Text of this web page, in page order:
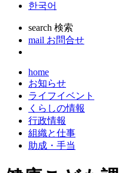
한국어
search 検索
mail お問合せ
home
お知らせ
ライフイベント
くらしの情報
行政情報
組織と仕事
助成・手当